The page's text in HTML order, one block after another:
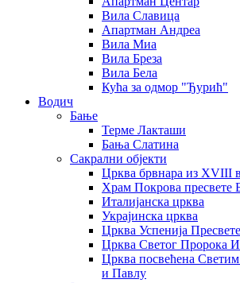
Вила Славица
Апартман Андреа
Вила Миа
Вила Бреза
Вила Бела
Кућа за одмор "Ђурић"
Водич
Бање
Терме Лакташи
Бања Слатина
Сакрални објекти
Црква брвнара из XVIII
Храм Покрова пресвете
Италијанска црква
Украјинска црква
Црква Успенија
Црква Светог Пророка
Црква посвећена
и Павлу